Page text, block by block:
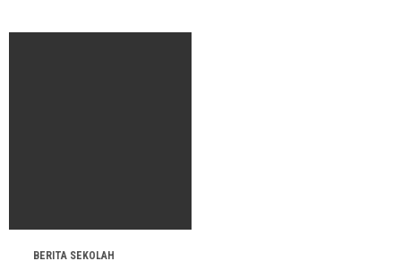
BERITA SEKOLAH